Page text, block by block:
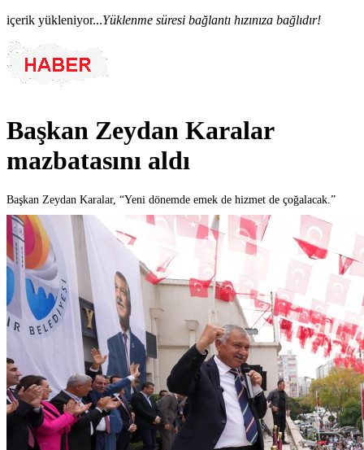
içerik yükleniyor...Yüklenme süresi bağlantı hızınıza bağlıdır!
Başkan Zeydan Karalar
mazbatasını aldı
Başkan Zeydan Karalar, “Yeni dönemde emek de hizmet de çoğalacak.”